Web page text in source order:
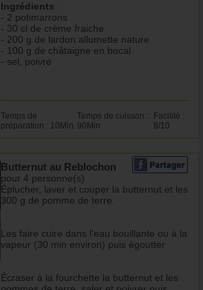
Ingrédients :
- 2 potimarrons
- 30 cl de crème fraiche
- 200 g de lardon allumette nature
- 100 g de châtaigne en bocal
- sel, poivre
Temps de
préparation : 10Min
Temps de cuisson :
90Min
Facilité :
8/10
Butternut au Reblochon
pour 4 personne(s)
Éplucher, laver et couper la butternut et les
300 g de pomme de terre.
Les faire cuire dans l'eau bouillante ou à la
vapeur (30 min environ) puis égoutter
Écraser à la fourchette la butternut et les